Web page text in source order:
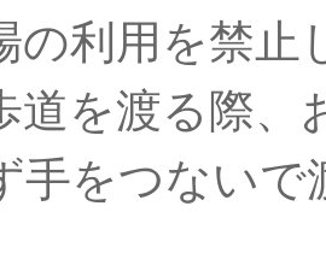
利用を禁止
道を渡る際
をつないで